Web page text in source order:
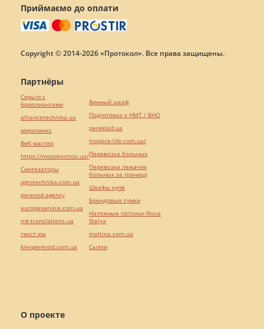
Приймаємо до оплати
Copyright © 2014-2026 «Протокол». Все права защищены.
О проекте
Партнёры
Серьги с
бриллиантами
alliancetechnika.ua
миралинкс
Веб мастер
https://motokosmos.ua/
Синтезаторы
agrotechnika.com.ua
perevod.agency
europeservice.com.ua
mk-translations.ua
текст юа
kievperevod.com.ua
Винный шкаф
Подготовка к НМТ / ВНО
pereklad.ua
hospice-life.com.ua/
Перевозка больных
Перевозка лежачих
больных за границу
Шкафы купе
Брендовые сумки
Натяжные потолки Nova
Stelya
maltina.com.ua
Cылки